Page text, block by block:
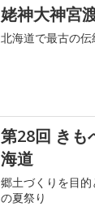
姥神大神宮
北海道で最古の
第28回 きも
海道
郷土づくりを目
の夏祭り